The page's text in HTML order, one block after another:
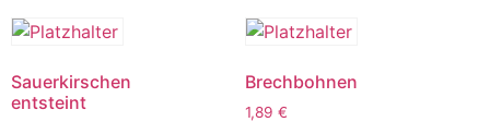
Sauerkirschen
entsteint
Brechbohnen
1,89 €